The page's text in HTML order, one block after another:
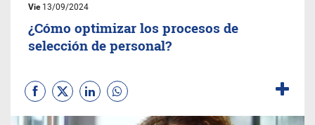
Vie13/09/2024
¿Cómo optimizar los procesos de
selección de personal?